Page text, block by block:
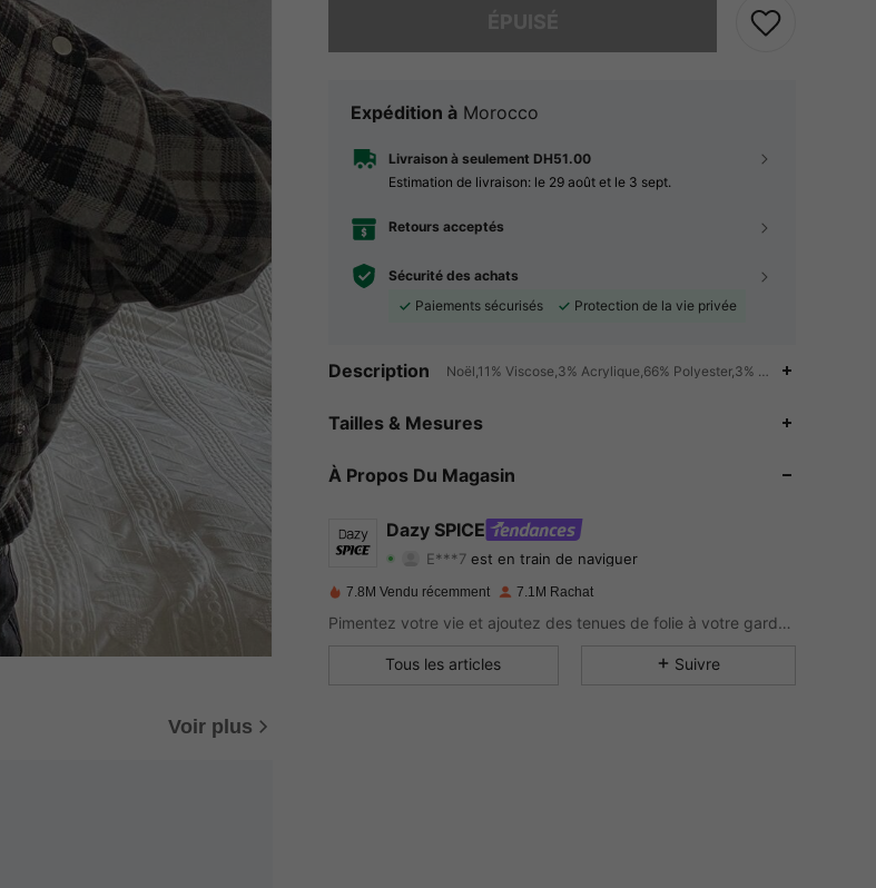
Voir plus
Expédition à Morocco
Livraison à seulement DH51.00
Estimation de livraison: le 29 août et le 3 sept.
Retours acceptés
Sécurité des achats
Paiements sécurisés
Protection de la vie privée
Description Noël,11% Viscose,3% Acrylique,66% Polyester,3%
Tailles & Mesures
À Propos Du Magasin
Dazy SPICE
E***7est en train de naviguer
4.91 Evaluation 13KArticles 2MSuiveurs
4.91
7.8M Vendu récemment 7.1M Rachat
Pimentez votre vie et ajoutez des tenues de folie à votre garde-robe.
Tous les articles Suivre